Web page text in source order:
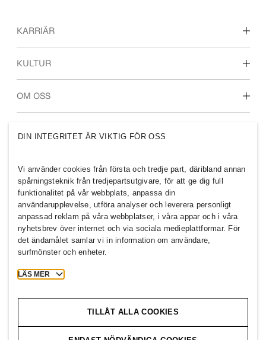
KARRIÄR
Våra arbetsområden
KULTUR
Vår kultur & förmåner
OM OSS
Hållbarhet
SWEDEN
Press
Cookies
DIN INTEGRITET ÄR VIKTIG FÖR OSS
Vi använder cookies från första och tredje part, däribland annan
spårningsteknik från tredjepartsutgivare, för att ge dig full
funktionalitet på vår webbplats, anpassa din
användarupplevelse, utföra analyser och leverera personligt
anpassad reklam på våra webbplatser, i våra appar och i våra
nyhetsbrev över internet och via sociala medieplattformar. För
det ändamålet samlar vi in information om användare,
surfmönster och enheter.
LÄS MER
TILLÅT ALLA COOKIES